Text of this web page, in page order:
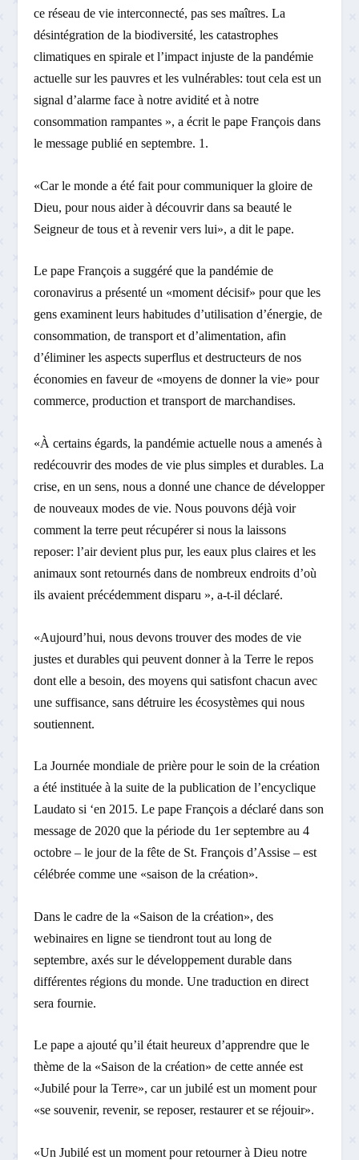
ce réseau de vie interconnecté, pas ses maîtres. La
désintégration de la biodiversité, les catastrophes
climatiques en spirale et l’impact injuste de la pandémie
actuelle sur les pauvres et les vulnérables: tout cela est un
signal d’alarme face à notre avidité et à notre
consommation rampantes », a écrit le pape François dans
le message publié en septembre. 1.
«Car le monde a été fait pour communiquer la gloire de
Dieu, pour nous aider à découvrir dans sa beauté le
Seigneur de tous et à revenir vers lui», a dit le pape.
Le pape François a suggéré que la pandémie de
coronavirus a présenté un «moment décisif» pour que les
gens examinent leurs habitudes d’utilisation d’énergie, de
consommation, de transport et d’alimentation, afin
d’éliminer les aspects superflus et destructeurs de nos
économies en faveur de «moyens de donner la vie» pour
commerce, production et transport de marchandises.
«À certains égards, la pandémie actuelle nous a amenés à
redécouvrir des modes de vie plus simples et durables. La
crise, en un sens, nous a donné une chance de développer
de nouveaux modes de vie. Nous pouvons déjà voir
comment la terre peut récupérer si nous la laissons
reposer: l’air devient plus pur, les eaux plus claires et les
animaux sont retournés dans de nombreux endroits d’où
ils avaient précédemment disparu », a-t-il déclaré.
«Aujourd’hui, nous devons trouver des modes de vie
justes et durables qui peuvent donner à la Terre le repos
dont elle a besoin, des moyens qui satisfont chacun avec
une suffisance, sans détruire les écosystèmes qui nous
soutiennent.
La Journée mondiale de prière pour le soin de la création
a été instituée à la suite de la publication de l’encyclique
Laudato si ‘en 2015. Le pape François a déclaré dans son
message de 2020 que la période du 1er septembre au 4
octobre – le jour de la fête de St. François d’Assise – est
célébrée comme une «saison de la création».
Dans le cadre de la «Saison de la création», des
webinaires en ligne se tiendront tout au long de
septembre, axés sur le développement durable dans
différentes régions du monde. Une traduction en direct
sera fournie.
Le pape a ajouté qu’il était heureux d’apprendre que le
thème de la «Saison de la création» de cette année est
«Jubilé pour la Terre», car un jubilé est un moment pour
«se souvenir, revenir, se reposer, restaurer et se réjouir».
«Un Jubilé est un moment pour retourner à Dieu notre